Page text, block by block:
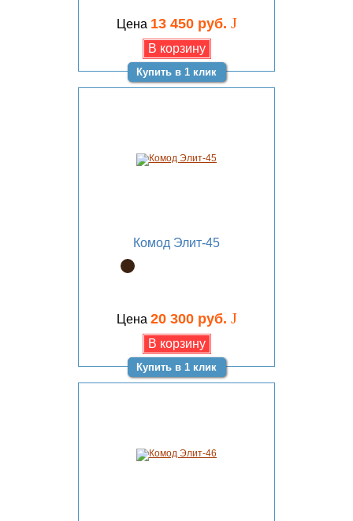
Цена 13 450 руб. J
Купить в 1 клик
Комод Элит-45
Цена 20 300 руб. J
Купить в 1 клик